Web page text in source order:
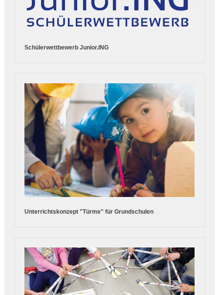
Schülerwettbewerb Junior.ING
Unterrichtskonzept "Türme" für Grundschulen